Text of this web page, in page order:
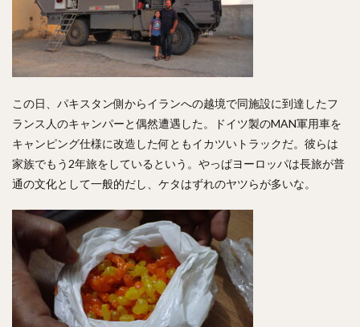
この日、パキスタン側からイランへの越境で同施設に到達したフ
ランス人のキャンパーと偶然遭遇した。ドイツ製のMAN軍用車を
キャンピング仕様に改造した何ともイカツいトラックだ。彼らは
家族でもう2年旅をしているという。やっぱヨーロッパは長旅が普
通の文化として一般的だし、ケタはずれのヤツらが多いな。